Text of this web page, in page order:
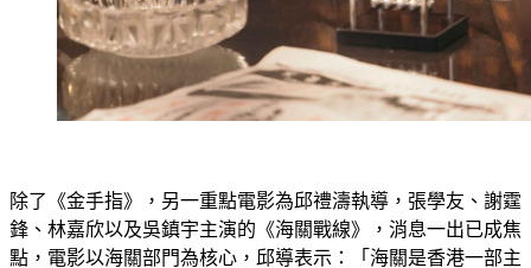
除了《金手指》，另一重點電影為邱禮濤執導，張學友、謝霆
鋒、林嘉欣以及吳鎮宇主演的《海關戰線》，消息一出已成焦
點，電影以海關部門為核心，邱導表示：「海關是香港一部主